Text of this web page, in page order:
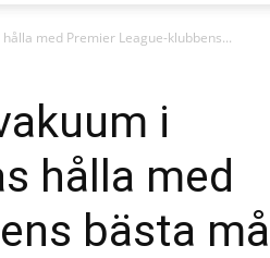
med Premier League-klubbens...
i
hålla med
bästa mål